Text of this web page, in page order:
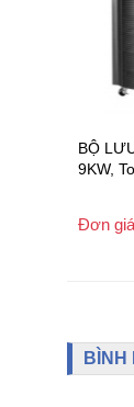
BỘ
9KW,
Đơn
BÌNH